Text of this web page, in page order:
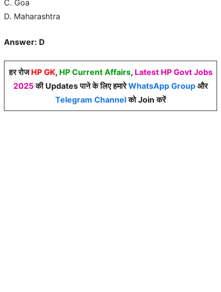
C. Goa
D. Maharashtra
Answer: D
हर रोज HP GK, HP Current Affairs, Latest HP Govt Jobs
2025की Updates पाने के लिए हमारेWhatsApp Group और
Telegram Channelको Join करें